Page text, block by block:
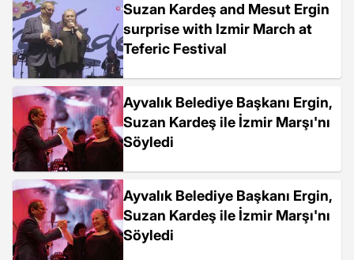
Suzan Kardeş and Mesut Ergin
surprise with Izmir March at
Teferic Festival
Ayvalık Belediye Başkanı Ergin,
Suzan Kardeş ile İzmir Marşı'nı
Söyledi
Ayvalık Belediye Başkanı Ergin,
Suzan Kardeş ile İzmir Marşı'nı
Söyledi